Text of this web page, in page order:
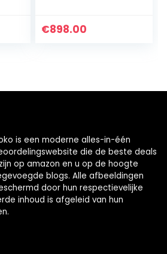
Ion
€898.00
is een moderne alles-in-één
die de beste deals
op amazon en u op de hoogte
blogs. Alle afbeeldingen
door hun respectievelijke
inhoud is afgeleid van hun